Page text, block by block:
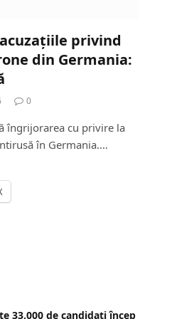
privind
din Germania:
0
îngrijorarea cu privire la
în Germania.…
33.000 de candidați încep